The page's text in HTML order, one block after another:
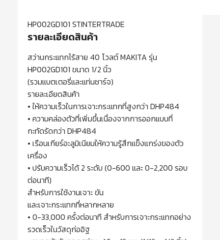
HP002GD101 STINTERTRADE
รายละเอียดสินค้า
สว่านกระแทกไร้สาย 40 โวลต์ MAKITA รุ่น
HP002GD101 ขนาด 1/2 นิ้ว
(รวมแบตเตอรี่และแท่นชาร์จ)
รายละเอียดสินค้า
• ให้ความเร็วในการเจาะกระแทกที่สูงกว่า DHP484
• ความคล่องตัวที่เพิ่มขึ้นเนื่องจากการออกแบบที่
กะทัดรัดกว่า DHP484
• เรือนเกียร์อะลูมิเนียมให้ความรู้สึกแข็งแกร่งของตัว
เครื่อง
• ปรับความเร็วได้ 2 ระดับ (0-600 และ 0-2,200 รอบ
ต่อนาที)
สำหรับการใช้งานเจาะ ขัน
และเจาะกระแทกที่หลากหลาย
• 0-33,000 ครั้งต่อนาที สำหรับการเจาะกระแทกอย่าง
รวดเร็วในวัสดุก่ออิฐ